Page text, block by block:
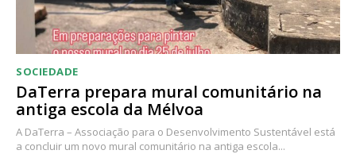
SOCIEDADE
DaTerra prepara mural comunitário na
antiga escola da Mélvoa
A DaTerra – Associação para o Desenvolvimento Sustentável está
a concluir um novo mural comunitário na antiga escola...